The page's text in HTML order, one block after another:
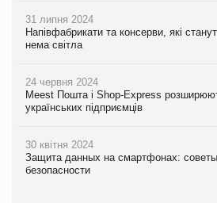
31 липня 2024
Напівфабрикати та консерви, які
нема світла
24 червня 2024
Meest Пошта і Shop-Express
українських підприємців
30 квітня 2024
Защита данных на смартфонах:
безопасности